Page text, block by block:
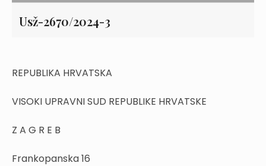
Usž-2670/2024-3
REPUBLIKA HRVATSKA
VISOKI UPRAVNI SUD REPUBLIKE HRVATSKE
Z A G R E B
Frankopanska 16